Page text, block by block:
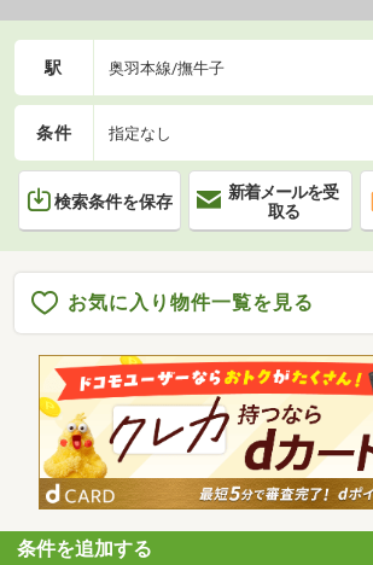
駅 奥羽本線/撫牛子
条件 指定なし
検索条件を保存
新着メールを受
取る
お気に入り物件一覧を見る
条件を追加する